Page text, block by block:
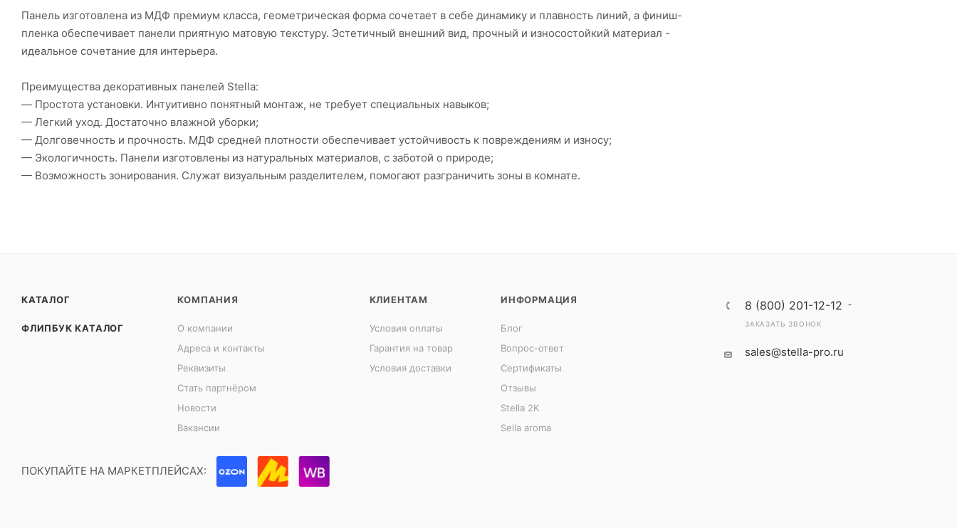
Панель изготовлена из МДФ премиум класса, геометрическая форма сочетает в себе динамику и плавность линий, а финиш-
пленка обеспечивает панели приятную матовую текстуру. Эстетичный внешний вид, прочный и износостойкий материал -
идеальное сочетание для интерьера.
Преимущества декоративных панелей Stella:
— Простота установки. Интуитивно понятный монтаж, не требует специальных навыков;
— Легкий уход. Достаточно влажной уборки;
— Долговечность и прочность. МДФ средней плотности обеспечивает устойчивость к повреждениям и износу;
— Экологичность. Панели изготовлены из натуральных материалов, с заботой о природе;
— Возможность зонирования. Служат визуальным разделителем, помогают разграничить зоны в комнате.
КАТАЛОГ
ФЛИПБУК КАТАЛОГ
КОМПАНИЯ
О компании
Адреса и контакты
Реквизиты
Стать партнёром
Новости
Вакансии
КЛИЕНТАМ
Условия оплаты
Гарантия на товар
Условия доставки
ИНФОРМАЦИЯ
Блог
Вопрос-ответ
Сертификаты
Отзывы
Stella 2K
Sella aroma
8 (800) 201-12-12
ЗАКАЗАТЬ ЗВОНОК
sales@stella-pro.ru
ПОКУПАЙТЕ НА МАРКЕТПЛЕЙСАХ: